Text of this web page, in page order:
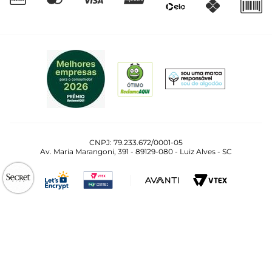
CNPJ: 79.233.672/0001-05
Av. Maria Marangoni, 391 - 89129-080 - Luiz Alves - SC